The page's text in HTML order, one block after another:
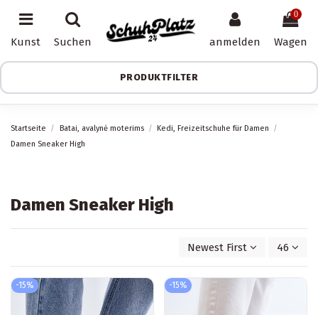
Kunst Suchen anmelden
0
Wagen
PRODUKTFILTER
Startseite Batai, avalynė moterims
Kedi, Freizeitschuhe für Damen
Damen Sneaker High
Damen Sneaker High
Newest First 46
-15% -15%